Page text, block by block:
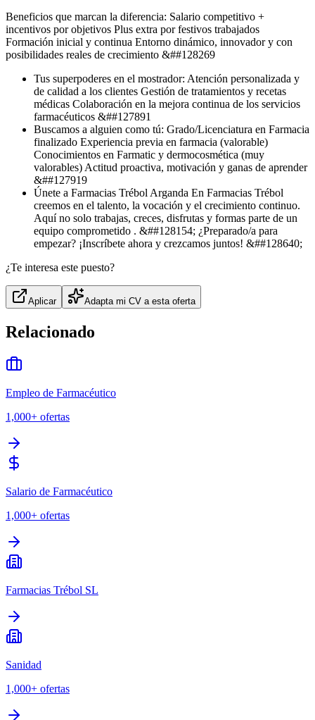
Beneficios que marcan la diferencia: Salario competitivo +
incentivos por objetivos Plus extra por festivos trabajados
Formación inicial y continua Entorno dinámico, innovador y con
posibilidades reales de crecimiento &##128269
Tus superpoderes en el mostrador: Atención personalizada y
de calidad a los clientes Gestión de tratamientos y recetas
médicas Colaboración en la mejora continua de los servicios
farmacéuticos &##127891
Buscamos a alguien como tú: Grado/Licenciatura en Farmacia
finalizado Experiencia previa en farmacia (valorable)
Conocimientos en Farmatic y dermocosmética (muy
valorables) Actitud proactiva, motivación y ganas de aprender
&##127919
Únete a Farmacias Trébol Arganda En Farmacias Trébol
creemos en el talento, la vocación y el crecimiento continuo.
Aquí no solo trabajas, creces, disfrutas y formas parte de un
equipo comprometido . &##128154; ¿Preparado/a para
empezar? ¡Inscríbete ahora y crezcamos juntos! &##128640;
¿Te interesa este puesto?
Aplicar Adapta mi CV a esta oferta
Relacionado
Empleo de Farmacéutico
1,000+ ofertas
Salario de Farmacéutico
1,000+ ofertas
Farmacias Trébol SL
Sanidad
1,000+ ofertas